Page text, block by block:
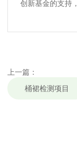
创新基金的支持
上一篇：
桶裙检测项目